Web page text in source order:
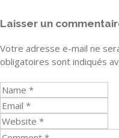
Laisser un
Votre adresse e-mail ne
obligatoires sont indiqués